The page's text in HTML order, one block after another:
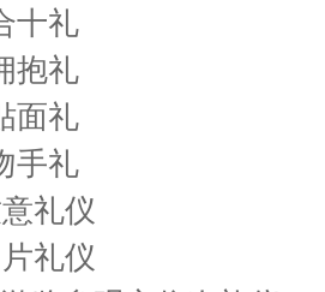
十礼
抱礼
面礼
手礼
礼仪
礼仪